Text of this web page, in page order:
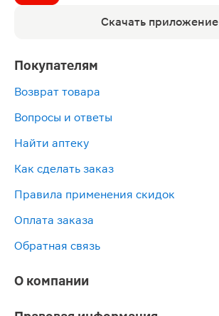
Скачать приложение
Покупателям
Возврат товара
Вопросы и ответы
Найти аптеку
Как сделать заказ
Правила применения скидок
Оплата заказа
Обратная связь
О компании